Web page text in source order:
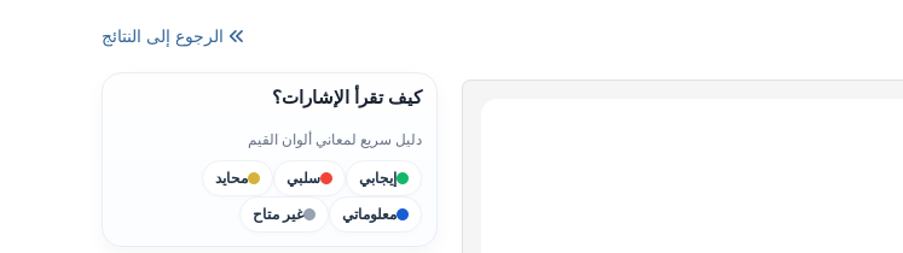
الرجوع إلى النتائج
كيف تقرأ الإشارات؟
دليل سريع لمعاني ألوان القيم
إيجابي سلبي محايد
معلوماتي غير متاح